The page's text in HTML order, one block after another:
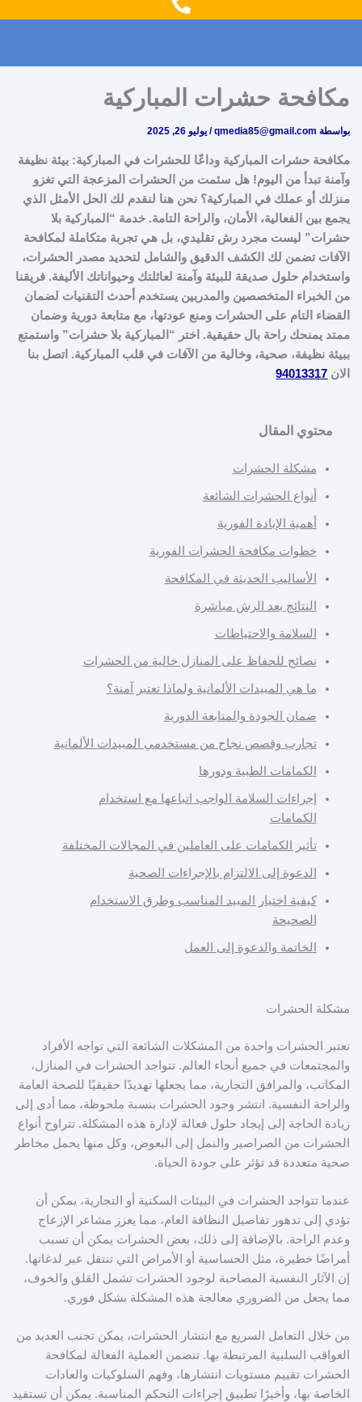
o
r
مكافحة حشرات المباركية
بواسطة qmedia85@gmail.com
/ يوليو 26, 2025
مكافحة حشرات المباركية وداعًا للحشرات في المباركية: بيئة نظيفة
وآمنة تبدأ من اليوم! هل سئمت من الحشرات المزعجة التي تغزو
منزلك أو عملك في المباركية؟ نحن هنا لنقدم لك الحل الأمثل الذي
يجمع بين الفعالية، الأمان، والراحة التامة. خدمة “المباركية بلا
حشرات” ليست مجرد رش تقليدي، بل هي تجربة متكاملة لمكافحة
الآفات تضمن لك الكشف الدقيق والشامل لتحديد مصدر الحشرات،
واستخدام حلول صديقة للبيئة وآمنة لعائلتك وحيواناتك الأليفة. فريقنا
من الخبراء المتخصصين والمدربين يستخدم أحدث التقنيات لضمان
القضاء التام على الحشرات ومنع عودتها، مع متابعة دورية وضمان
ممتد يمنحك راحة بال حقيقية. اختر “المباركية بلا حشرات” واستمتع
ببيئة نظيفة، صحية، وخالية من الآفات في قلب المباركية. اتصل بنا
الان 94013317
محتوي المقال
مشكلة الحشرات
أنواع الحشرات الشائعة
أهمية الإبادة الفورية
خطوات مكافحة الحشرات الفورية
الأساليب الحديثة في المكافحة
النتائج بعد الرش مباشرة
السلامة والاحتياطات
نصائح للحفاظ على المنازل خالية من الحشرات
ما هي المبيدات الألمانية ولماذا تعتبر آمنة؟
ضمان الجودة والمتابعة الدورية
تجارب وقصص نجاح من مستخدمي المبيدات الألمانية
الكمامات الطبية ودورها
إجراءات السلامة الواجب اتباعها مع استخدام
الكمامات
تأثير الكمامات على العاملين في المجالات المختلفة
الدعوة إلى الالتزام بالإجراءات الصحية
كيفية اختيار المبيد المناسب وطرق الاستخدام
الصحيحة
الخاتمة والدعوة إلى العمل
مشكلة الحشرات
تعتبر الحشرات واحدة من المشكلات الشائعة التي تواجه الأفراد
والمجتمعات في جميع أنحاء العالم. تتواجد الحشرات في المنازل،
المكاتب، والمرافق التجارية، مما يجعلها تهديدًا حقيقيًا للصحة العامة
والراحة النفسية. انتشر وجود الحشرات بنسبة ملحوظة، مما أدى إلى
زيادة الحاجة إلى إيجاد حلول فعالة لإدارة هذه المشكلة. تتراوح أنواع
الحشرات من الصراصير والنمل إلى البعوض، وكل منها يحمل مخاطر
صحية متعددة قد تؤثر على جودة الحياة.
عندما تتواجد الحشرات في البيئات السكنية أو التجارية، يمكن أن
تؤدي إلى تدهور تفاصيل النظافة العام، مما يعزز مشاعر الإزعاج
وعدم الراحة. بالإضافة إلى ذلك، بعض الحشرات يمكن أن تسبب
أمراضًا خطيرة، مثل الحساسية أو الأمراض التي تنتقل عبر لدغاتها.
إن الآثار النفسية المصاحبة لوجود الحشرات تشمل القلق والخوف،
مما يجعل من الضروري معالجة هذه المشكلة بشكل فوري.
من خلال التعامل السريع مع انتشار الحشرات، يمكن تجنب العديد من
العواقب السلبية المرتبطة بها. تتضمن العملية الفعالة لمكافحة
الحشرات تقييم مستويات انتشارها، وفهم السلوكيات والعادات
الخاصة بها، وأخيرًا تطبيق إجراءات التحكم المناسبة. يمكن أن تستفيد